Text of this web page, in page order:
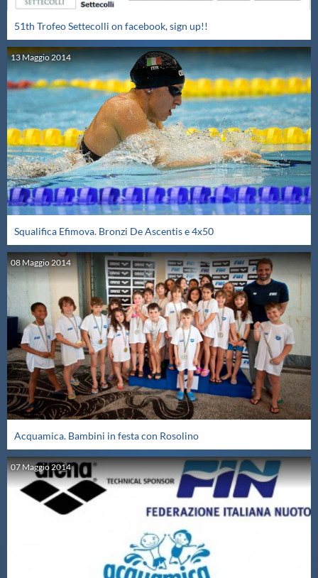
51th Trofeo Settecolli on facebook, sign up!!
13Maggio2014
Squalifica Efimova. Bronzi De Ascentis e 4x50
08 Maggio 2014
Acquamica. Bambini in festa con Rosolino
07Maggio2014